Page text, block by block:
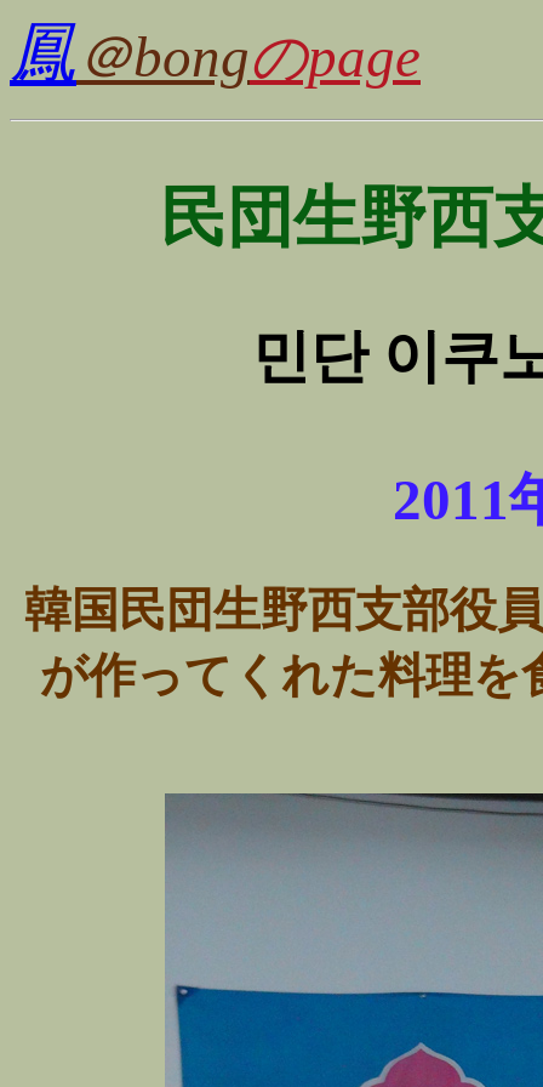
鳳＠bongのpage
民団生野西
민단 이쿠
2011
韓国民団生野西支部役
が作ってくれた料理